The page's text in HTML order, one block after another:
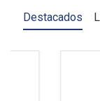
Destacados